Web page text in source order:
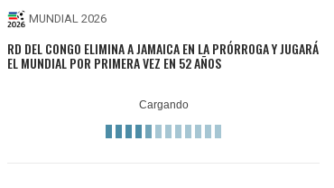
MUNDIAL 2026
RD DEL CONGO ELIMINA A JAMAICA EN LA PRÓRROGA Y JUGARÁ
EL MUNDIAL POR PRIMERA VEZ EN 52 AÑOS